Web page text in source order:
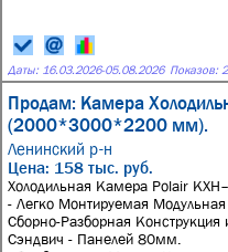
Даты: 16.03.2026-05.08.2026 Показов:
Продам: Камера
(2000*3000*2200 мм).
Ленинский р-н
Цена: 158 тыс. руб.
Холодильная Камера Polair
- Легко Монтируемая Модульная
Сборно-Разборная Конструкция
Сэндвич - Панелей 80мм.